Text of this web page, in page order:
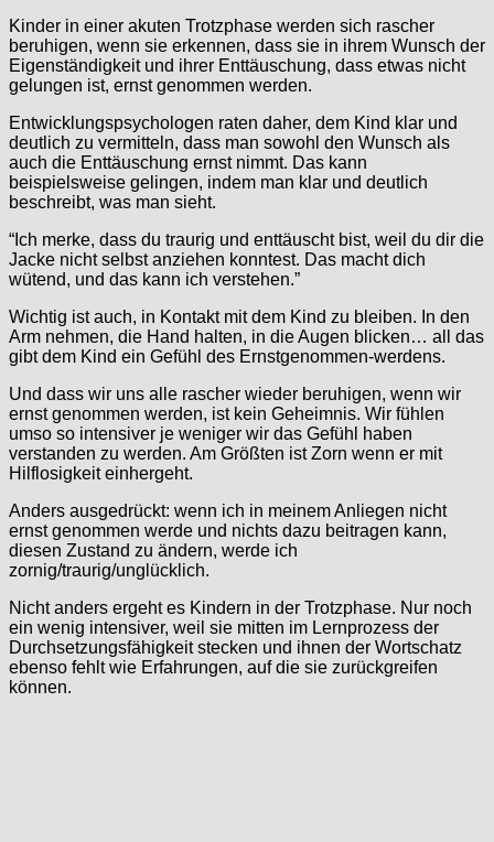
Kinder in einer akuten Trotzphase werden sich rascher
beruhigen, wenn sie erkennen, dass sie in ihrem Wunsch der
Eigenständigkeit und ihrer Enttäuschung, dass etwas nicht
gelungen ist, ernst genommen werden.
Entwicklungspsychologen raten daher, dem Kind klar und
deutlich zu vermitteln, dass man sowohl den Wunsch als
auch die Enttäuschung ernst nimmt. Das kann
beispielsweise gelingen, indem man klar und deutlich
beschreibt, was man sieht.
“Ich merke, dass du traurig und enttäuscht bist, weil du dir die
Jacke nicht selbst anziehen konntest. Das macht dich
wütend, und das kann ich verstehen.”
Wichtig ist auch, in Kontakt mit dem Kind zu bleiben. In den
Arm nehmen, die Hand halten, in die Augen blicken… all das
gibt dem Kind ein Gefühl des Ernstgenommen-werdens.
Und dass wir uns alle rascher wieder beruhigen, wenn wir
ernst genommen werden, ist kein Geheimnis. Wir fühlen
umso so intensiver je weniger wir das Gefühl haben
verstanden zu werden. Am Größten ist Zorn wenn er mit
Hilflosigkeit einhergeht.
Anders ausgedrückt: wenn ich in meinem Anliegen nicht
ernst genommen werde und nichts dazu beitragen kann,
diesen Zustand zu ändern, werde ich
zornig/traurig/unglücklich.
Nicht anders ergeht es Kindern in der Trotzphase. Nur noch
ein wenig intensiver, weil sie mitten im Lernprozess der
Durchsetzungsfähigkeit stecken und ihnen der Wortschatz
ebenso fehlt wie Erfahrungen, auf die sie zurückgreifen
können.